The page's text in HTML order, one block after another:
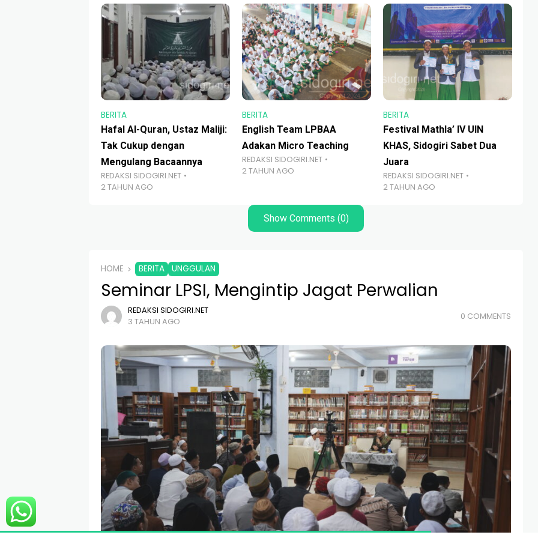
BERITA
Hafal Al-Quran, Ustaz Maliji:
Tak Cukup dengan
Mengulang Bacaannya
REDAKSI SIDOGIRI.NET
2 TAHUN AGO
BERITA
English Team LPBAA
Adakan Micro Teaching
REDAKSI SIDOGIRI.NET
2 TAHUN AGO
BERITA
Festival Mathla’ IV UIN
KHAS, Sidogiri Sabet Dua
Juara
REDAKSI SIDOGIRI.NET
2 TAHUN AGO
Show Comments (0)
HOME BERITA UNGGULAN
Seminar LPSI, Mengintip Jagat Perwalian
REDAKSI SIDOGIRI.NET
3 TAHUN AGO
0 COMMENTS